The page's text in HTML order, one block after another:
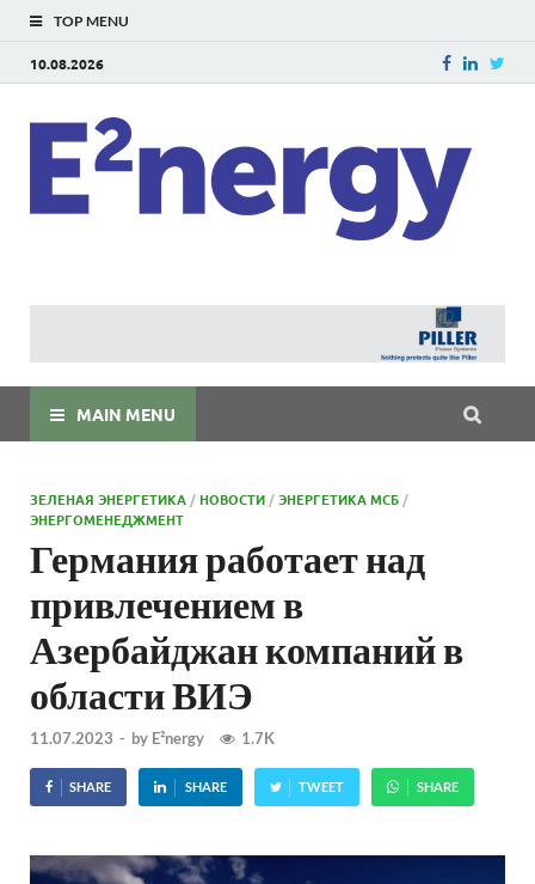
TOP MENU
10.08.2026
MAIN MENU
ЗЕЛЕНАЯ ЭНЕРГЕТИКА /НОВОСТИ /ЭНЕРГЕТИКА МСБ /
ЭНЕРГОМЕНЕДЖМЕНТ
Германия работает над
привлечением в
Азербайджан компаний в
области ВИЭ
11.07.2023 - by E²nergy 1.7K
SHARE SHARE TWEET SHARE